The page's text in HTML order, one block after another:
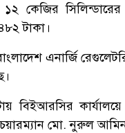
কেজির
টাকা।
এনার্জি
বিইআরসির
মো. নুরুল